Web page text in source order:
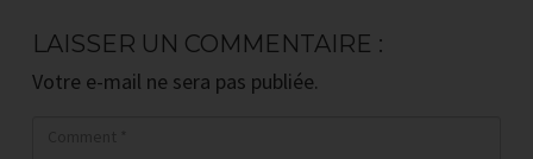
Comment (toujours) se faire financer
par la banque ?
LAISSER UN COMMENTAIRE :
Votre e-mail ne sera pas publiée.